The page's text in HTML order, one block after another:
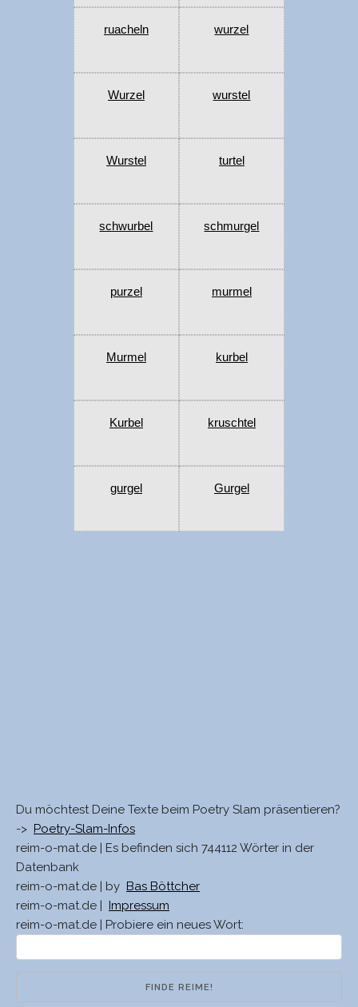
ruacheln wurzel
Wurzel wurstel
Wurstel turtel
schwurbel schmurgel
purzel murmel
Murmel kurbel
Kurbel kruschtel
gurgel Gurgel
Du möchtest Deine Texte beim Poetry Slam präsentieren?
-> Poetry-Slam-Infos
reim-o-mat.de | Es befinden sich 744112 Wörter in der
Datenbank
reim-o-mat.de | by Bas Böttcher
reim-o-mat.de |
Impressum
reim-o-mat.de | Probiere ein neues Wort: